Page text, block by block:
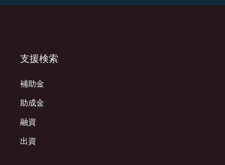
支援検索
補助金
助成金
融資
出資